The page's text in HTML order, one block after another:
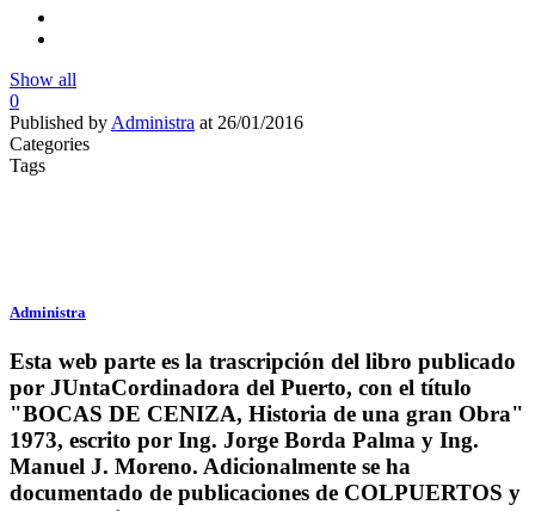
Show all
0
Published by Administra at 26/01/2016
Categories
Tags
Administra
Esta web parte es la trascripción del libro publicado
por JUntaCordinadora del Puerto, con el título
"BOCAS DE CENIZA, Historia de una gran Obra"
1973, escrito por Ing. Jorge Borda Palma y Ing.
Manuel J. Moreno. Adicionalmente se ha
documentado de publicaciones de COLPUERTOS y